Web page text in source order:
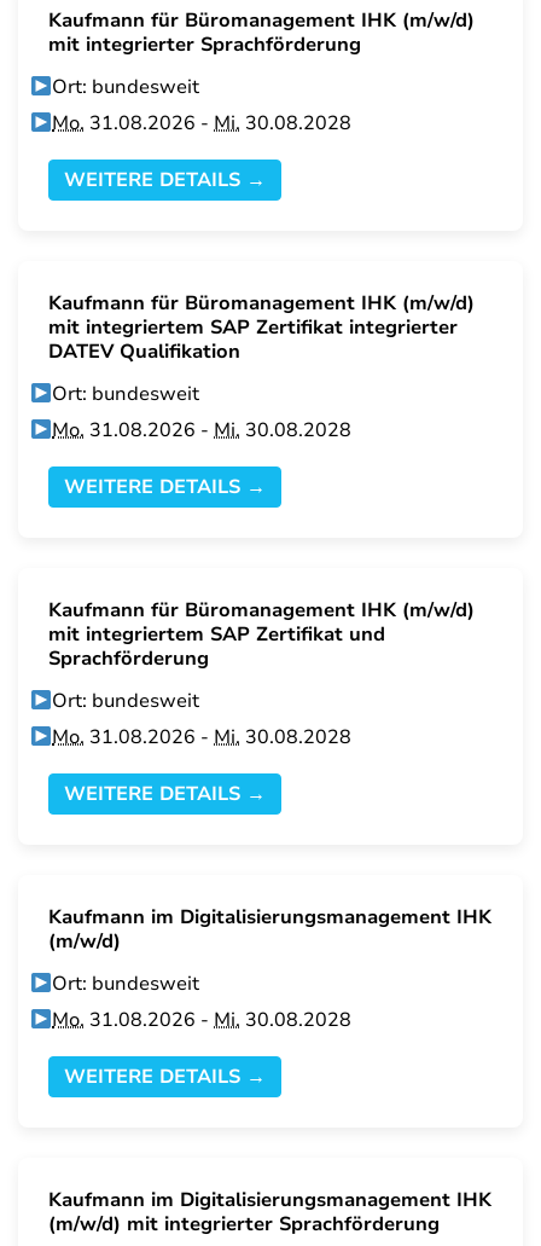
Kaufmann für Büromanagement IHK (m/w/d)
mit integrierter Sprachförderung
Ort: bundesweit
Mo. 31.08.2026 -Mi. 30.08.2028
WEITERE DETAILS →
Kaufmann für Büromanagement IHK (m/w/d)
mit integriertem SAP Zertifikat integrierter
DATEV Qualifikation
Ort: bundesweit
Mo. 31.08.2026 -Mi. 30.08.2028
WEITERE DETAILS →
Kaufmann für Büromanagement IHK (m/w/d)
mit integriertem SAP Zertifikat und
Sprachförderung
Ort: bundesweit
Mo. 31.08.2026 -Mi. 30.08.2028
WEITERE DETAILS →
Kaufmann im Digitalisierungsmanagement IHK
(m/w/d)
Ort: bundesweit
Mo. 31.08.2026 -Mi. 30.08.2028
WEITERE DETAILS →
Kaufmann im Digitalisierungsmanagement IHK
(m/w/d) mit integrierter Sprachförderung